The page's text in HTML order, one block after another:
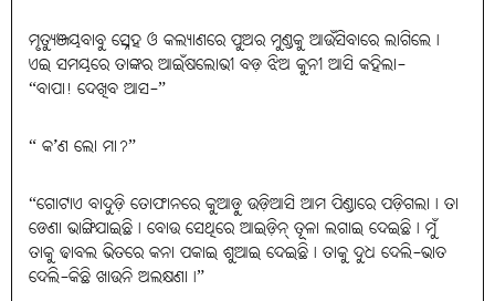
ମୃତ୍ୟୁଞ୍ଜୟବାବୁ ସ୍ନେହ ଓ କଲ୍ୟାଣରେ ପୁଅର ମୁଣ୍ଡକୁ ଆଉଁସିବାରେ ଲାଗିଲେ।
ଏଇ ସମୟରେ ତାଙ୍କର ଆଇଁଷଲୋଭୀ ବଡ଼ ଝିଅ କୁନୀ ଆସି କହିଲା-
“ବାପା! ଦେଖିବ ଆସ-”
“ କ’ଣ ଲୋ ମା?”
“ଗୋଟାଏ ବାଦୁଡ଼ି ତୋଫାନରେ କୁଆଡ଼ୁ ଉଡ଼ିଆସି ଆମ ପିଣ୍ଡାରେ ପଡ଼ିଗଲା। ତା
ଡେଣା ଭାଙ୍ଗିଯାଇଛି। ବୋଉ ସେଥିରେ ଆଇଡ଼ିନ୍ ତୂଳା ଲଗାଇ ଦେଇଛି। ମୁଁ
ତାକୁ ଢାବଲ ଭିତରେ କନା ପକାଇ ଶୁଆଇ ଦେଇଛି। ତାକୁ ଦୁଧ ଦେଲି-ଭାତ
ଦେଲି-କିଛି ଖାଉନି ଅଲକ୍ଷଣା।”